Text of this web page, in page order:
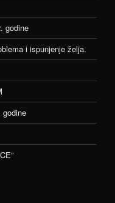
godine
i ispunjenje želja.
godine